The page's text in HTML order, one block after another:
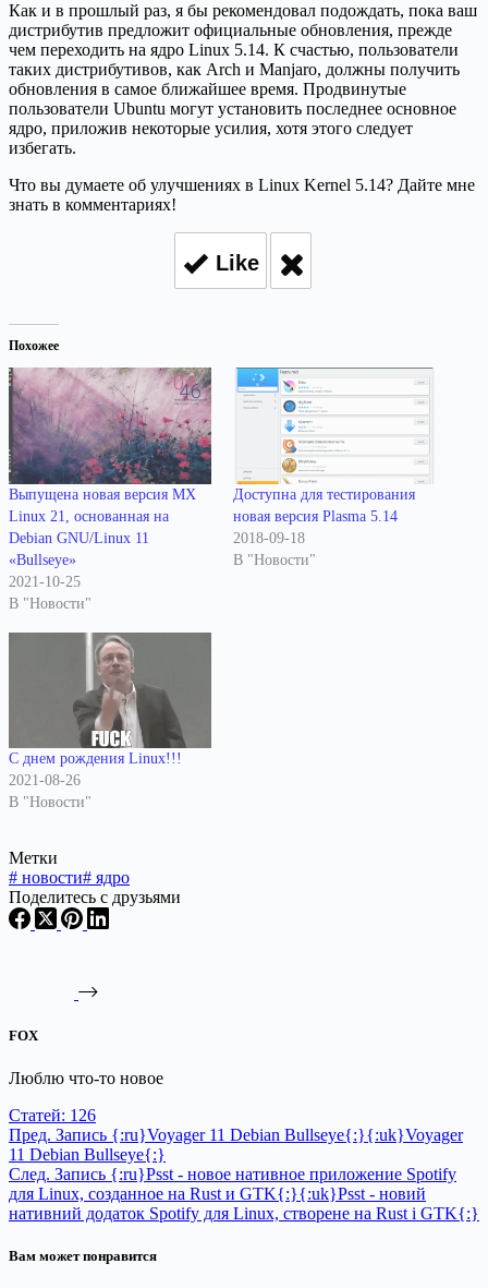
Как и в прошлый раз, я бы рекомендовал подождать, пока ваш
дистрибутив предложит официальные обновления, прежде
чем переходить на ядро Linux 5.14. К счастью, пользователи
таких дистрибутивов, как Arch и Manjaro, должны получить
обновления в самое ближайшее время. Продвинутые
пользователи Ubuntu могут установить последнее основное
ядро, приложив некоторые усилия, хотя этого следует
избегать.
Что вы думаете об улучшениях в Linux Kernel 5.14? Дайте мне
знать в комментариях!
Like
Похожее
Выпущена новая версия MX
Linux 21, основанная на
Debian GNU/Linux 11
«Bullseye»
2021-10-25
В "Новости"
Доступна для тестирования
новая версия Plasma 5.14
2018-09-18
В "Новости"
С днем рождения Linux!!!
2021-08-26
В "Новости"
Метки
# новости# ядро
Поделитесь с друзьями
FOX
Люблю что-то новое
Статей: 126
Пред. Запись {:ru}Voyager 11 Debian Bullseye{:}{:uk}Voyager
11 Debian Bullseye{:}
След. Запись {:ru}Psst - новое нативное приложение Spotify
для Linux, созданное на Rust и GTK{:}{:uk}Psst - новий
нативний додаток Spotify для Linux, створене на Rust і GTK{:}
Вам может понравится